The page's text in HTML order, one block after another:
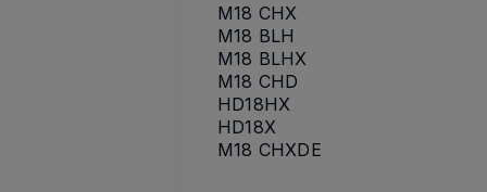
M18 CHX
M18 BLH
M18 BLHX
M18 CHD
HD18HX
HD18X
M18 CHXDE